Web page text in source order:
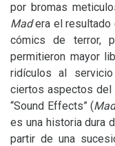
por bromas
Madera el resultado
cómics de terror,
permitieron mayor
ridículos al
ciertos aspectos del
“Sound Effects” (
es una historia dura
partir de una